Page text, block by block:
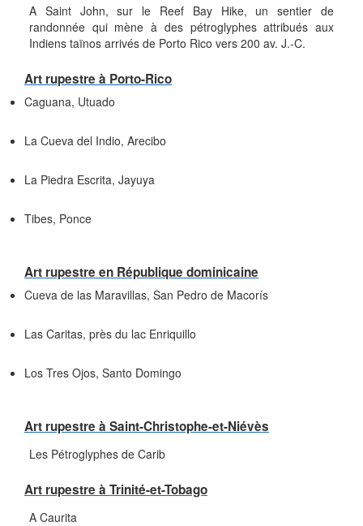
A Saint John, sur le Reef Bay Hike, un sentier de
randonnée qui mène à des pétroglyphes attribués aux
Indiens taïnos arrivés de Porto Rico vers 200 av. J.-C.
Art rupestre à Porto-Rico
Caguana, Utuado
La Cueva del Indio, Arecibo
La Piedra Escrita, Jayuya
Tibes, Ponce
Art rupestre en République dominicaine
Cueva de las Maravillas, San Pedro de Macorís
Las Caritas, près du lac Enriquillo
Los Tres Ojos, Santo Domingo
Art rupestre à Saint-Christophe-et-Niévès
Les Pétroglyphes de Carib
Art rupestre à Trinité-et-Tobago
A Caurita